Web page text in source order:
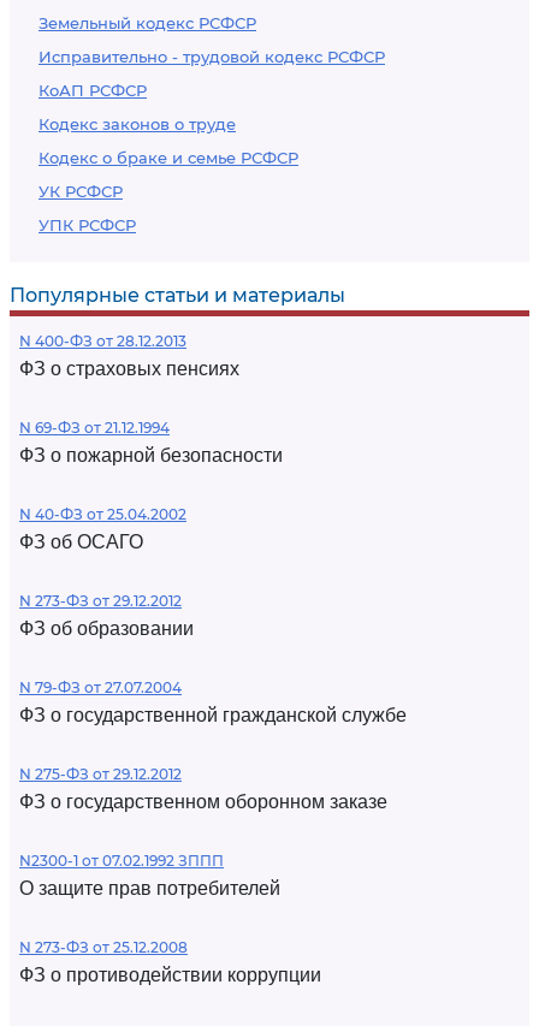
Земельный кодекс РСФСР
Исправительно - трудовой кодекс РСФСР
КоАП РСФСР
Кодекс законов о труде
Кодекс о браке и семье РСФСР
УК РСФСР
УПК РСФСР
Популярные статьи и материалы
N 400-ФЗ от 28.12.2013
ФЗ о страховых пенсиях
N 69-ФЗ от 21.12.1994
ФЗ о пожарной безопасности
N 40-ФЗ от 25.04.2002
ФЗ об ОСАГО
N 273-ФЗ от 29.12.2012
ФЗ об образовании
N 79-ФЗ от 27.07.2004
ФЗ о государственной гражданской службе
N 275-ФЗ от 29.12.2012
ФЗ о государственном оборонном заказе
N2300-1 от 07.02.1992 ЗППП
О защите прав потребителей
N 273-ФЗ от 25.12.2008
ФЗ о противодействии коррупции